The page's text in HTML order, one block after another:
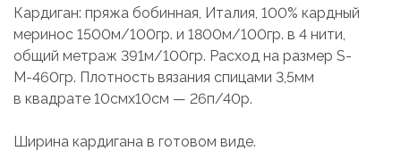
Кардиган: пряжа бобинная, Италия, 100% кардный
меринос 1500м/100гр. и 1800м/100гр. в 4 нити,
общий метраж 391м/100гр. Расход на размер S-
М-460гр. Плотность вязания спицами 3,5мм
в квадрате 10смх10см — 26п/40р.
Ширина кардигана в готовом виде.